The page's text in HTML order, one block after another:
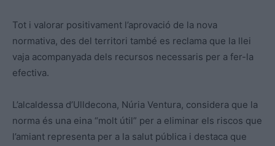
Tot i valorar positivament l’aprovació de la nova
normativa, des del territori també es reclama que la llei
vaja acompanyada dels recursos necessaris per a fer-la
efectiva.
L’alcaldessa d’Ulldecona, Núria Ventura, considera que la
norma és una eina “molt útil” per a eliminar els riscos que
l’amiant representa per a la salut pública i destaca que